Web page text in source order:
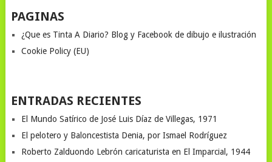
PAGINAS
¿Que es Tinta A Diario? Blog y Facebook de dibujo e ilustración
Cookie Policy (EU)
ENTRADAS RECIENTES
El Mundo Satírico de José Luis Díaz de Villegas, 1971
El pelotero y Baloncestista Denia, por Ismael Rodríguez
Roberto Zalduondo Lebrón caricaturista en El Imparcial, 1944